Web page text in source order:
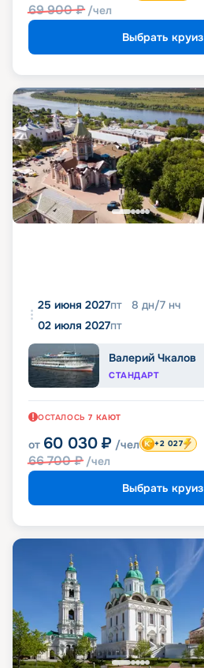
69 900₽ /чел
Выбрать круиз
25 июня 2027пт 8 дн/7 нч
02 июля 2027пт
Валерий Чкалов
СТАНДАРТ
ОСТАЛОСЬ 7 КАЮТ
от 60 030 ₽ /чел
66 700₽ /чел
+2 027
Выбрать круиз